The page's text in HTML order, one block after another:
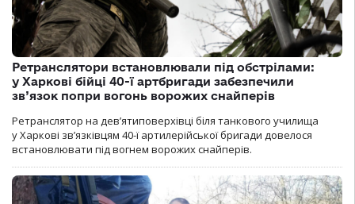
Ретранслятори встановлювали під обстрілами:
у Харкові бійці 40-ї артбригади забезпечили
зв’язок попри вогонь ворожих снайперів
Ретранслятор на дев’ятиповерхівці біля танкового училища
у Харкові зв’язківцям 40-ї артилерійської бригади довелося
встановлювати під вогнем ворожих снайперів.